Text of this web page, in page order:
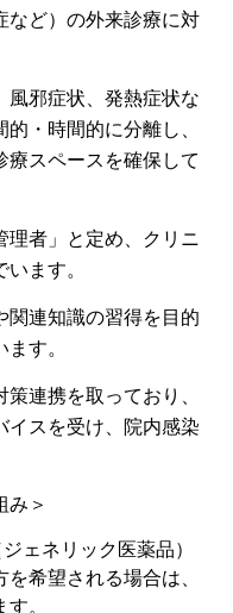
など）の外来診療に対
風邪症状、発熱症状な
・時間的に分離し、
療スペースを確保して
理者」と定め、クリニ
ます。
関連知識の習得を目的
す。
連携を取っており、
イスを受け、院内感染
み＞
ェネリック医薬品）
希望される場合は、
。